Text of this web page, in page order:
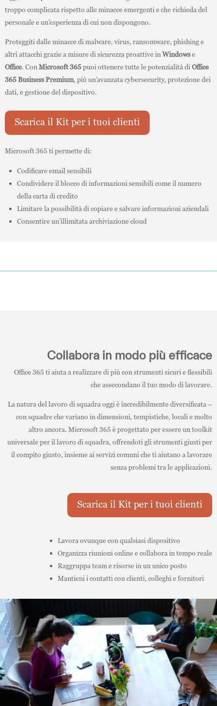
troppo complicata rispetto alle minacce emergenti e che richieda del
personale e un’esperienza di cui non dispongono.
Proteggiti dalle minacce di malware, virus, ransomware, phishing e
altri attacchi grazie a misure di sicurezza proattive in Windowse
Office. Con Microsoft 365puoi ottenere tutte le potenzialità di Office
365 Business Premium, più un’avanzata cybersecurity, protezione dei
dati, e gestione del dispositivo.
Scarica il Kit per i tuoi clienti
Microsoft 365 ti permette di:
Codificare email sensibili
Condividere il blocco di informazioni sensibili come il numero
della carta di credito
Limitare la possibilità di copiare e salvare informazioni aziendali
Consentire un’illimitata archiviazione cloud
Collabora in modo più efficace
Office 365 ti aiuta a realizzare di più con strumenti sicuri e flessibili
che assecondano il tuo modo di lavorare.
La natura del lavoro di squadra oggi è incredibilmente diversificata –
con squadre che variano in dimensioni, tempistiche, locali e molto
altro ancora. Microsoft 365 è progettato per essere un toolkit
universale per il lavoro di squadra, offrendoti gli strumenti giusti per
il compito giusto, insieme ai servizi comuni che ti aiutano a lavorare
senza problemi tra le applicazioni.
Scarica il Kit per i tuoi clienti
Lavora ovunque con qualsiasi dispositivo
Organizza riunioni online e collabora in tempo reale
Raggruppa team e risorse in un unico posto
Mantieni i contatti con clienti, colleghi e fornitori